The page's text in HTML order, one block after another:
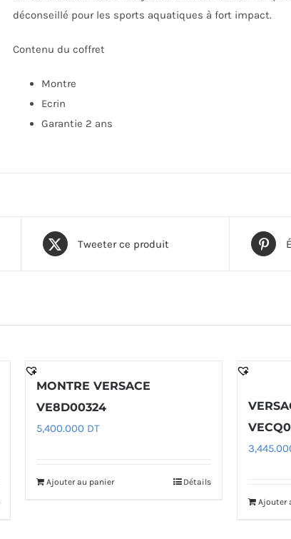
déconseillé pour les sports aquatiques à fort impact.
Contenu du coffret
Montre
Ecrin
Garantie 2 ans
Tweeter ce produit
MONTRE VERSACE
VE8D00324
5,400.000 DT
Ajouter au panier Détails
Ajouter